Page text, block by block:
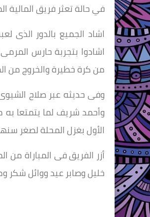
في حالة تعثر فريق المالية
اشاد الجميع بالدور الذى
اشادوا بتجربة حارس
من كرة خطيرة والخروج من
وفى حديثه عبر صلاح
وأحمد شريف لما يتمتعا
الأول بغزل المحلة لصغر
أزر الفريق فى المباراة من
خليل وصابر عيد ووائل شكر